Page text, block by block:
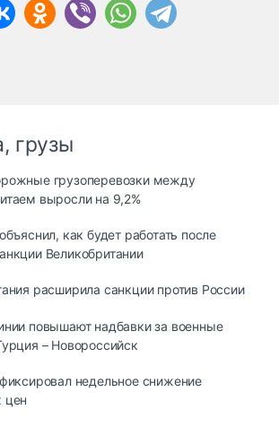
грузы
грузоперевозки между
выросли на 9,2%
как будет работать после
Великобритании
расширила санкции против России
повышают надбавки за военные
– Новороссийск
недельное снижение
цен